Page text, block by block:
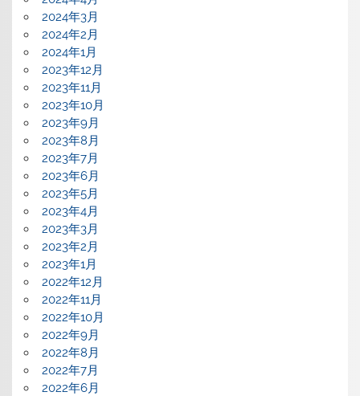
2024年3月
2024年2月
2024年1月
2023年12月
2023年11月
2023年10月
2023年9月
2023年8月
2023年7月
2023年6月
2023年5月
2023年4月
2023年3月
2023年2月
2023年1月
2022年12月
2022年11月
2022年10月
2022年9月
2022年8月
2022年7月
2022年6月